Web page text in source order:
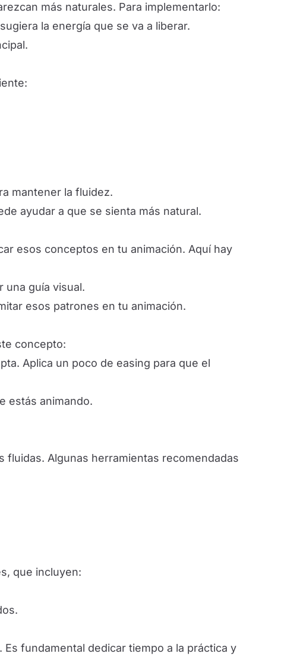
más naturales. Para implementarlo:
la energía que se va a liberar.
mantener la fluidez.
ayudar a que se sienta más natural.
esos conceptos en tu animación. Aquí hay
una guía visual.
esos patrones en tu animación.
concepto:
Aplica un poco de easing para que el
estás animando.
fluidas. Algunas herramientas recomendadas
que incluyen:
fundamental dedicar tiempo a la práctica y